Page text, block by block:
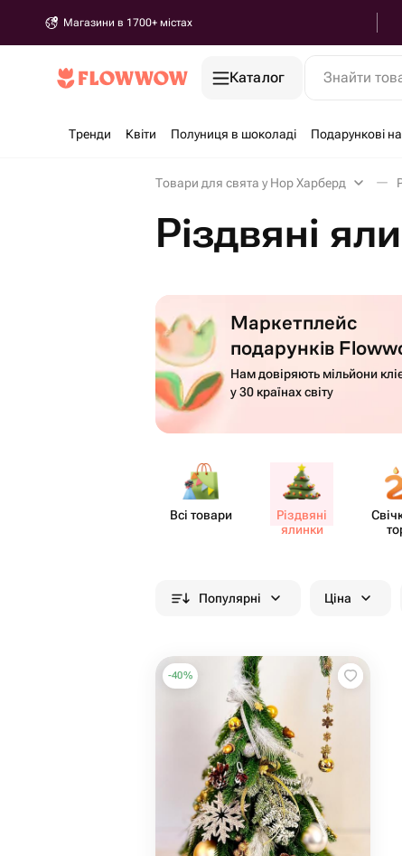
Магазини в 1700+ містах
Каталог Знайти
Тренди Квіти Полуниця в шоколаді Подарункові
Товари для свята у Нор Харберд
Різдвяні
Маркетплейс
подарунків
Нам довіряють мільйони
у 30 країнах світу
Всі товари
Різдвяні
ялинки
Популярні Ціна
-40%